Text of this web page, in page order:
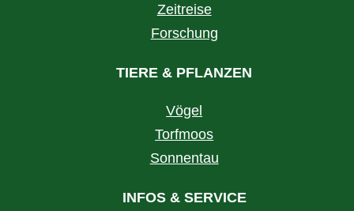
Zeitreise
Forschung
TIERE & PFLANZEN
Vögel
Torfmoos
Sonnentau
INFOS & SERVICE